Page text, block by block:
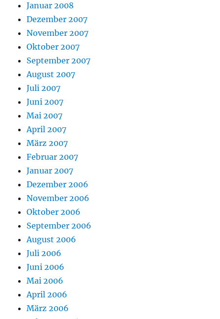
Januar 2008
Dezember 2007
November 2007
Oktober 2007
September 2007
August 2007
Juli 2007
Juni 2007
Mai 2007
April 2007
März 2007
Februar 2007
Januar 2007
Dezember 2006
November 2006
Oktober 2006
September 2006
August 2006
Juli 2006
Juni 2006
Mai 2006
April 2006
März 2006